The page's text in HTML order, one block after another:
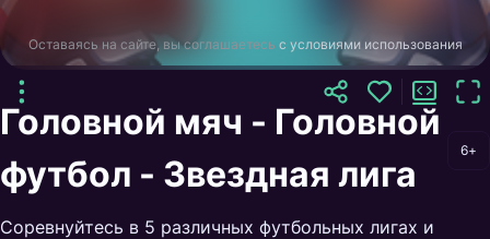
Оставаясь на сайте, вы соглашаетесь с условиями использования
Головной мяч - Головной
футбол - Звездная лига
6+
Соревнуйтесь в 5 различных футбольных лигах и